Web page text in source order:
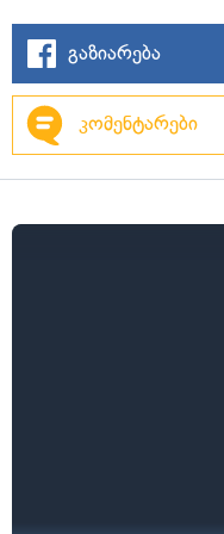
გაზიარება
კომენტარები